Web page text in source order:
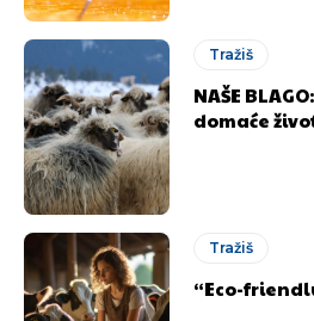
Tražiš
NAŠE
domaće
Tražiš
“Eco-